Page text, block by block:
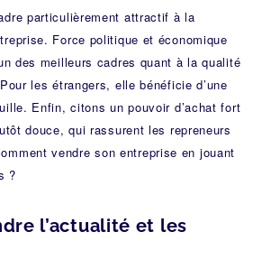
particulièrement attractif à la
Force politique et économique
des meilleurs cadres quant à la qualité
les étrangers, elle bénéficie d’une
Enfin, citons un pouvoir d’achat fort
douce, qui rassurent les repreneurs
vendre son entreprise en jouant
?
l’actualité et les